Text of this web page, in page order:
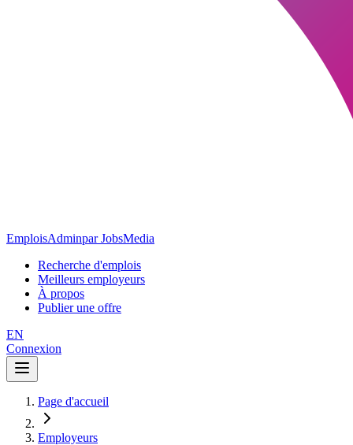
EmploisAdminpar JobsMedia
Recherche d'emplois
Meilleurs employeurs
À propos
Publier une offre
EN
Connexion
Page d'accueil
Employeurs